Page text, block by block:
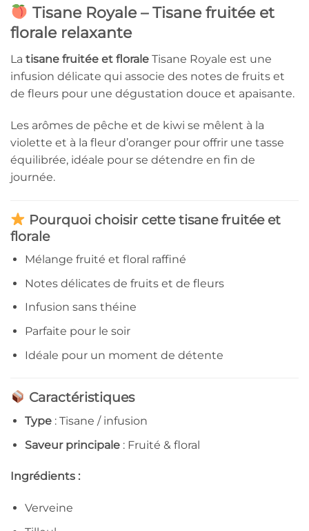
Tisane Royale – Tisane fruitée et
florale relaxante
La tisane fruitée et florale Tisane Royale est une
infusion délicate qui associe des notes de fruits et
de fleurs pour une dégustation douce et apaisante.
Les arômes de pêche et de kiwi se mêlent à la
violette et à la fleur d’oranger pour offrir une tasse
équilibrée, idéale pour se détendre en fin de
journée.
Pourquoi choisir cette tisane fruitée et
florale
Mélange fruité et floral raffiné
Notes délicates de fruits et de fleurs
Infusion sans théine
Parfaite pour le soir
Idéale pour un moment de détente
Caractéristiques
Type: Tisane / infusion
Saveur principale: Fruité & floral
Ingrédients :
Verveine